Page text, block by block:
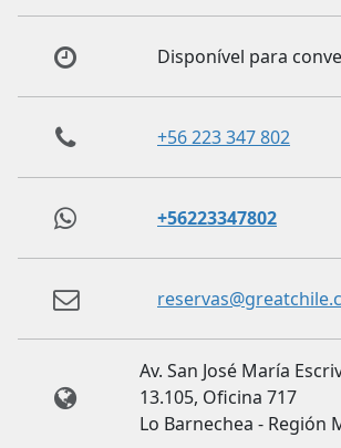
Disponível para
+56 223 347 802
+56223347802
Av. San José María
13.105, Oficina 717
Lo Barnechea - Región